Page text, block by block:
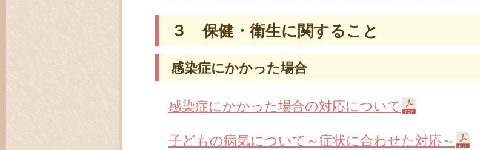
３ 保健・衛生に関すること
感染症にかかった場合
感染症にかかった場合の対応について
子どもの病気について～症状に合わせた対応～